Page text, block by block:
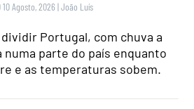
Agosto, 2026 |João Luís
Portugal, com chuva a
numa parte do país enquanto
e as temperaturas sobem.